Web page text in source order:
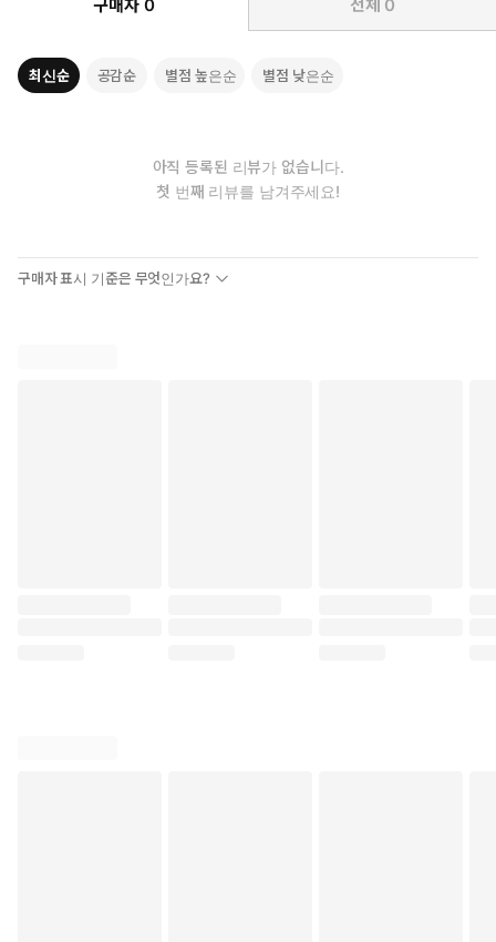
주요 연구 분야는 AI, 피지컬 AI, 공간지능, 공간컴퓨팅, 멀티버스 등
이며 「피지컬 AI 시대, 제조혁신 방안」, 「피지컬 AI 시대, 의료혁
신 방안」, 「공간컴퓨팅 혁명의 파급효과와 의미」 등 다수의 연구
를 수행했다.
위원회와 주요 부처의 정책 자문위원으로 활동하며 국가 전략 수
립에 기여해왔고, 2020년 과학기술정보통신부 장관상을 수상했
『AI 시대 절대 대체되지 않는 슈퍼개인의 탄생』, 『디지털 부의 미
래』, 『메타버스 비긴즈』, 『웹 3.0 넥스트 이코노미(공저)』 등
구매자 0 전체 0
최신순 공감순 별점 높은순 별점 낮은순
아직 등록된 리뷰가 없습니다.
첫 번째 리뷰를 남겨주세요!
구매자 표시 기준은 무엇인가요?